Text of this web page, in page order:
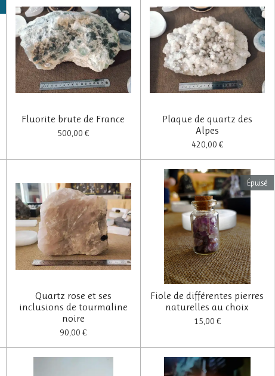
Fluorite brute de France
500,00 €
Plaque de quartz des
Alpes
420,00 €
Quartz rose et ses
inclusions de tourmaline
noire
90,00 €
Épuisé
Fiole de différentes pierres
naturelles au choix
15,00 €